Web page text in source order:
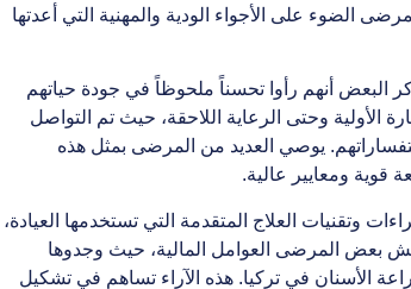
الضوء على الأجواء الودية والمهنية التي أعدتها
البعض أنهم رأوا تحسناً ملحوظاً في جودة حياتهم
الأولية وحتى الرعاية اللاحقة، حيث تم التواصل
يوصي العديد من المرضى بمثل هذه
قوية ومعايير عالية.
وتقنيات العلاج المتقدمة التي تستخدمها العيادة،
بعض المرضى العوامل المالية، حيث وجدوها
الأسنان في تركيا. هذه الآراء تساهم في تشكيل